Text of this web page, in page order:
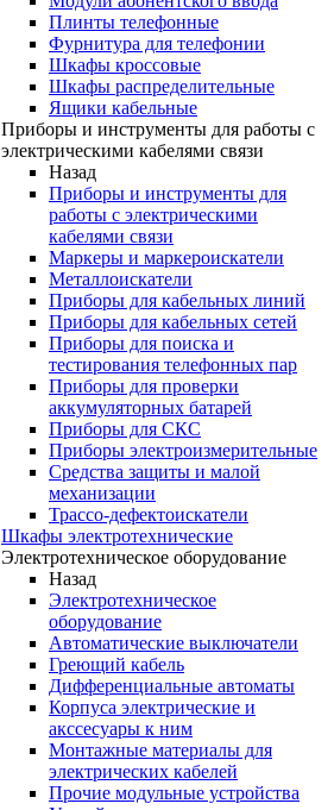
Плинты телефонные
Фурнитура для телефонии
Шкафы кроссовые
Шкафы распределительные
Ящики кабельные
Приборы и инструменты для работы с
электрическими кабелями связи
Назад
Приборы и инструменты для
работы с электрическими
кабелями связи
Маркеры и маркероискатели
Металлоискатели
Приборы для кабельных линий
Приборы для кабельных сетей
Приборы для поиска и
тестирования телефонных пар
Приборы для проверки
аккумуляторных батарей
Приборы для СКС
Приборы электроизмерительные
Средства защиты и малой
механизации
Трассо-дефектоискатели
Шкафы электротехнические
Электротехническое оборудование
Назад
Электротехническое
оборудование
Автоматические выключатели
Греющий кабель
Дифференциальные автоматы
Корпуса электрические и
акссесуары к ним
Монтажные материалы для
электрических кабелей
Прочие модульные устройства